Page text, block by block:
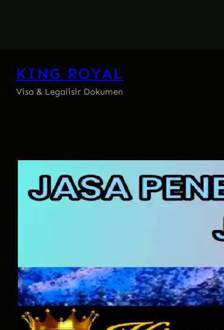
KING ROYAL
Visa & Legalisir Dokumen